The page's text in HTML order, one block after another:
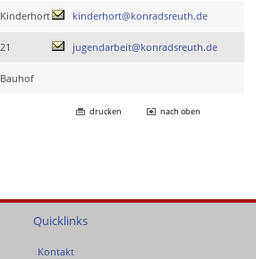
Kinderhort kinderhort@konradsreuth.de
21 jugendarbeit@konradsreuth.de
Bauhof
drucken nach oben
Quicklinks
Kontakt